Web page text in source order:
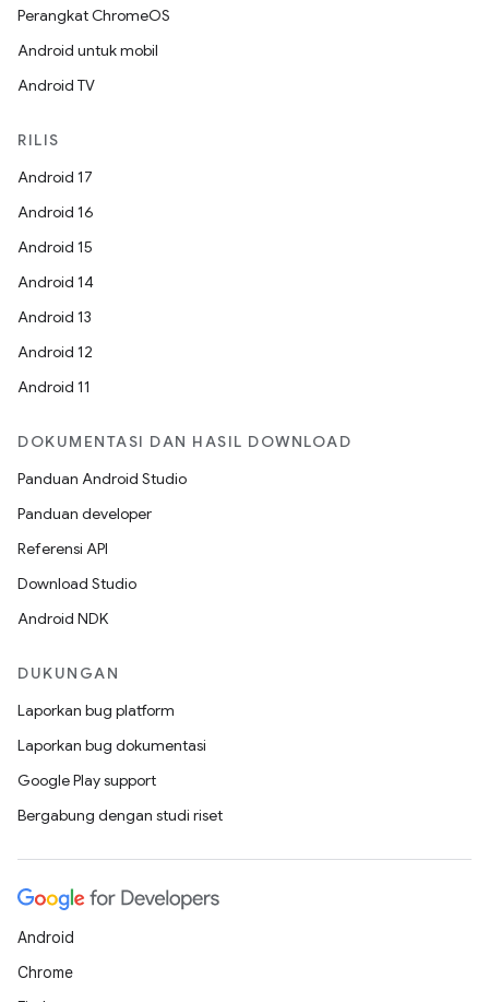
Perangkat ChromeOS
Android untuk mobil
Android TV
RILIS
Android 17
Android 16
Android 15
Android 14
Android 13
Android 12
Android 11
DOKUMENTASI DAN HASIL DOWNLOAD
Panduan Android Studio
Panduan developer
Referensi API
Download Studio
Android NDK
DUKUNGAN
Laporkan bug platform
Laporkan bug dokumentasi
Google Play support
Bergabung dengan studi riset
Android
Chrome